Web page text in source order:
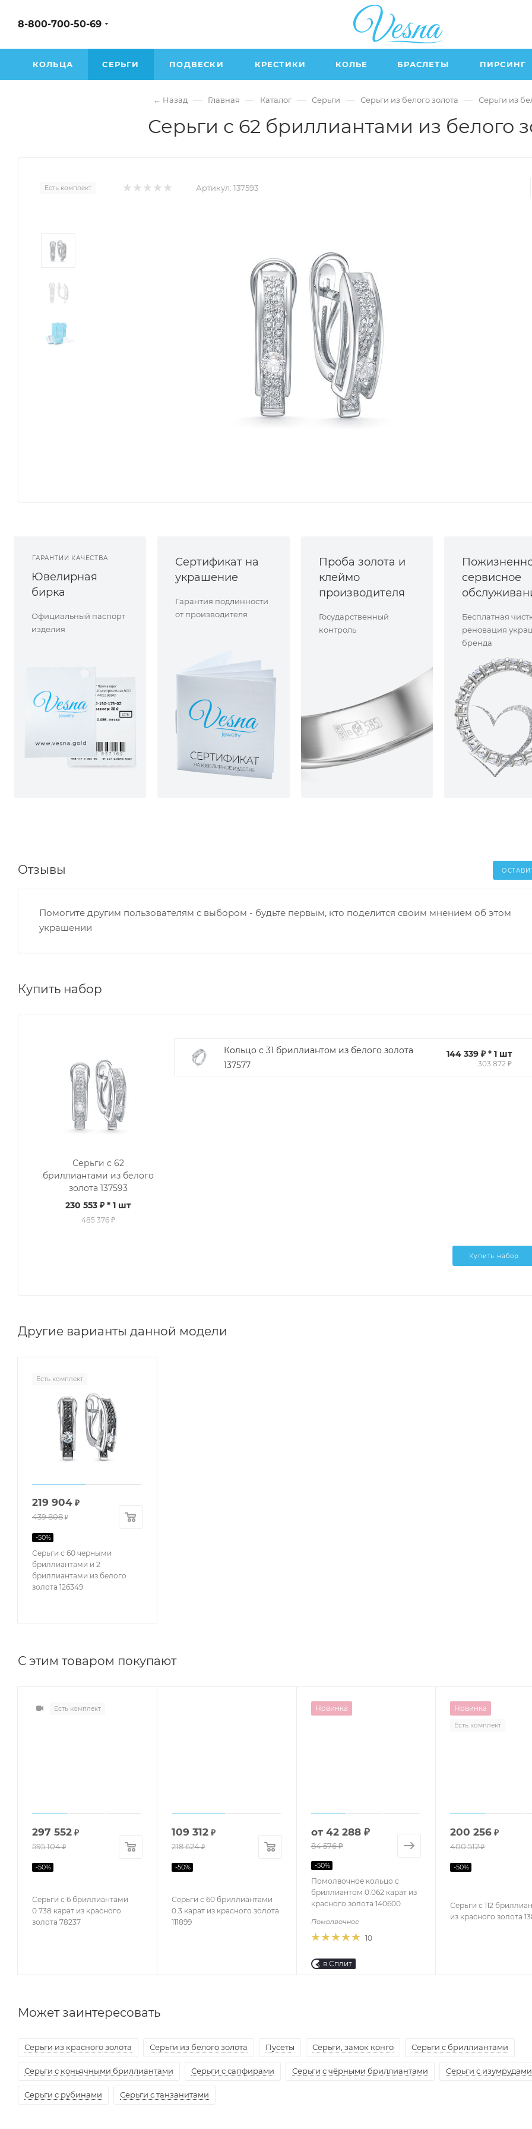
8-800-700-50-69
КОЛЬЦА СЕРЬГИ ПОДВЕСКИ КРЕСТИКИ КОЛЬЕ БРАСЛЕТЫ ПИРСИНГ
← Назад — Главная — Каталог — Серьги — Серьги из белого золота — Серьги из
Серьги с 62 бриллиантами из белого
Есть комплект Артикул: 137593
ГАРАНТИИ КАЧЕСТВА
Ювелирная
бирка
Официальный паспорт
изделия
Сертификат на
украшение
Гарантия подлинности
от производителя
Проба золота и
клеймо
производителя
Государственный
контроль
сервисное
Бесплатная
реновация
бренда
Отзывы
Помогите другим пользователям с выбором - будьте первым, кто поделится своим мнением об этом
украшении
Купить набор
Серьги с 62
бриллиантами из белого
золота 137593
230 553 ₽ * 1 шт
485 376 ₽
Кольцо с 31 бриллиантом из белого золота
137577
144 339 ₽ * 1 шт
303 872 ₽
Купить набор
Другие варианты данной модели
Есть комплект
Серьги с 60 черными
бриллиантами и 2
бриллиантами из белого
золота 126349
219 904 ₽
439 808₽
-50%
С этим товаром покупают
Есть комплект
Серьги с 6 бриллиантами
0.738 карат из красного
золота 78237
297 552 ₽
595 104₽
-50%
Серьги с 60 бриллиантами
0.3 карат из красного золота
111899
109 312₽
218 624₽
-50%
Новинка
10
Помолвочное кольцо с
бриллиантом 0.062 карат из
красного золота 140600
Помолвочное
от 42 288 ₽
84 576 ₽
-50%
в Сплит
Новинка
Есть комплект
Серьги с 112
из красного золота
200 256 ₽
400 512₽
-50%
Может заинтересовать
Серьги из красного золота Серьги из белого золота Пусеты Серьги, замок конго Серьги с бриллиантами
Серьги с коньячными бриллиантами Серьги с сапфирами Серьги с чёрными бриллиантами Серьги с изумрудами
Серьги с рубинами Серьги с танзанитами